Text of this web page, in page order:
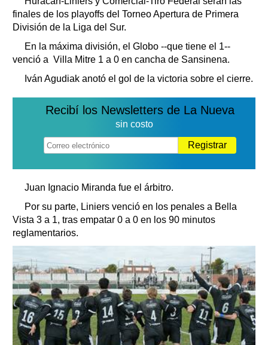
finales de los playoffs del Torneo Apertura de Primera
División de la Liga del Sur.
En la máxima división, el Globo --que tiene el 1--
venció a Villa Mitre 1 a 0 en cancha de Sansinena.
Iván Agudiak anotó el gol de la victoria sobre el cierre.
Recibí los Newsletters de La Nueva
sin costo
Registrar
Juan Ignacio Miranda fue el árbitro.
Por su parte, Liniers venció en los penales a Bella
Vista 3 a 1, tras empatar 0 a 0 en los 90 minutos
reglamentarios.